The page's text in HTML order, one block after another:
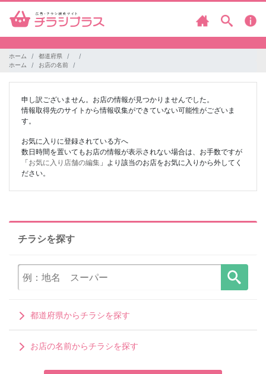
ホーム
都道府県
ホーム
お店の名前
申し訳ございません。お店の情報が見つかりませんでした。
情報取得先のサイトから情報収集ができていない可能性がございま
す。
お気に入りに登録されている方へ
数日時間を置いてもお店の情報が表示されない場合は、お手数ですが
「お気に入り店舗の編集 」より該当のお店をお気に入りから外してく
ださい。
チラシを探す
都道府県からチラシを探す
お店の名前からチラシを探す